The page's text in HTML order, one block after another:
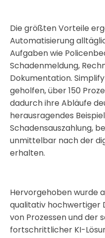
Die größten Vorteile
Automatisierung
Aufgaben wie
Schadenmeldung,
Dokumentation.
geholfen, über 150
dadurch ihre Abläufe
herausragendes
Schadensauszahlung,
unmittelbar nach der
erhalten.
Hervorgehoben wurde
qualitativ hochwertiger
von Prozessen und der
fortschrittlicher KI-